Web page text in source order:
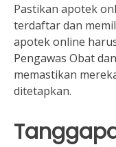
Pastikan apotek
terdaftar dan
apotek online
Pengawas Obat
memastikan
ditetapkan.